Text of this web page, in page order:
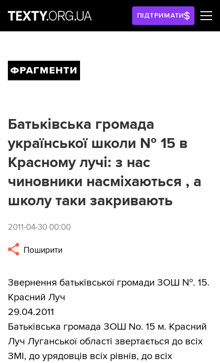
ПІДТРИМАТИ
ФРАГМЕНТИ
Батьківська громада
української школи № 15 в
Красному лучі: з нас
чиновники насміхаються , а
школу таки закривають
2011-04-30 00:00
Поширити
Звернення батьківської громади ЗОШ №. 15.
Красний Луч
29.04.2011
Батьківська громада ЗОШ No. 15 м. Красний
Луч Луганської області звертається до всіх
ЗМІ, до урядовців всіх рівнів, до всіх